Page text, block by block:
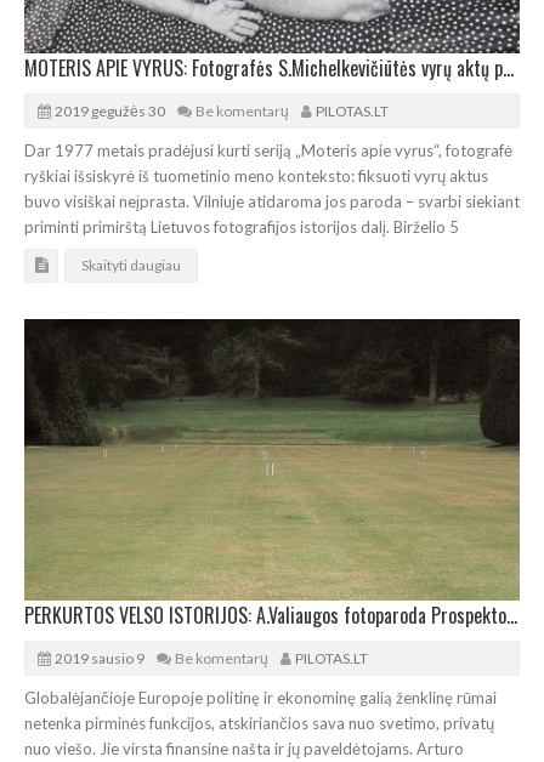
MOTERIS APIE VYRUS: Fotografės S.Michelkevičiūtės vyrų aktų paroda
2019 gegužės 30 Be komentarų PILOTAS.LT
Dar 1977 metais pradėjusi kurti seriją „Moteris apie vyrus“, fotografė
ryškiai išsiskyrė iš tuometinio meno konteksto: fiksuoti vyrų aktus
buvo visiškai neįprasta. Vilniuje atidaroma jos paroda – svarbi siekiant
priminti primirštą Lietuvos fotografijos istorijos dalį. Birželio 5
Skaityti daugiau
PERKURTOS VELSO ISTORIJOS: A.Valiaugos fotoparoda Prospekto galerijoje
2019 sausio 9 Be komentarų PILOTAS.LT
Globalėjančioje Europoje politinę ir ekonominę galią ženklinę rūmai
netenka pirminės funkcijos, atskiriančios sava nuo svetimo, privatų
nuo viešo. Jie virsta finansine našta ir jų paveldėtojams. Arturo